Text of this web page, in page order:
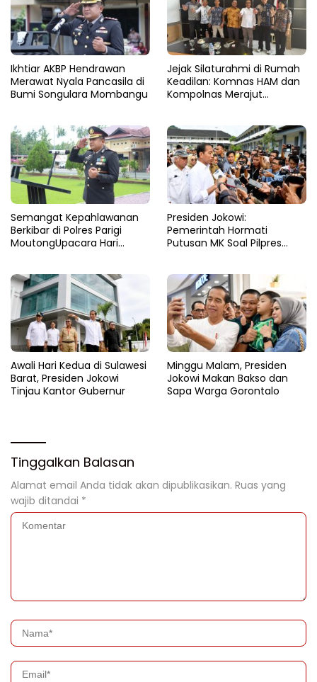
Ikhtiar AKBP Hendrawan
Merawat Nyala Pancasila di
Bumi Songulara Mombangu
Jejak Silaturahmi di Rumah
Keadilan: Komnas HAM dan
Kompolnas Merajut
Semangat Kepahlawanan
Berkibar di Polres Parigi
MoutongUpacara Hari
Presiden Jokowi:
Pemerintah Hormati
Putusan MK Soal Pilpres
Awali Hari Kedua di Sulawesi
Barat, Presiden Jokowi
Tinjau Kantor Gubernur
Minggu Malam, Presiden
Jokowi Makan Bakso dan
Sapa Warga Gorontalo
Tinggalkan Balasan
Alamat email Anda tidak akan dipublikasikan. Ruas yang
wajib ditandai *